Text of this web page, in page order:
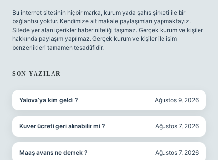
Bu internet sitesinin hiçbir marka, kurum yada şahıs şirketi ile bir
bağlantısı yoktur. Kendimize ait makale paylaşımları yapmaktayız.
Sitede yer alan içerikler haber niteliği taşımaz. Gerçek kurum ve kişiler
hakkında paylaşım yapılmaz. Gerçek kurum ve kişiler ile isim
benzerlikleri tamamen tesadüfidir.
SON YAZILAR
Yalova’ya kim geldi ? Ağustos 9, 2026
Kuver ücreti geri alınabilir mi ? Ağustos 7, 2026
Maaş avans ne demek ? Ağustos 7, 2026